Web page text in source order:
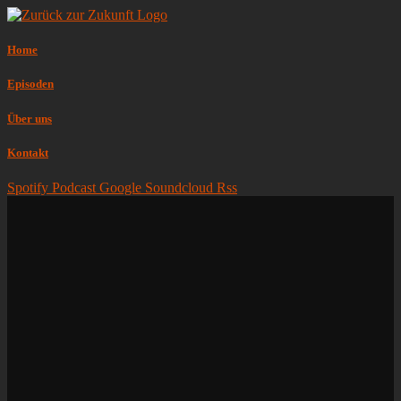
Home
Episoden
Über uns
Kontakt
Spotify Podcast Google Soundcloud Rss